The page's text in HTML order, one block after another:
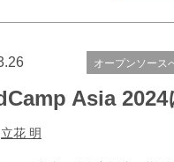
オープンソース
Asia 2024
立花 明